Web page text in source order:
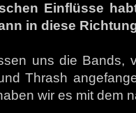
Einflüsse
in diese
uns die Bands,
Thrash
wir es mit dem